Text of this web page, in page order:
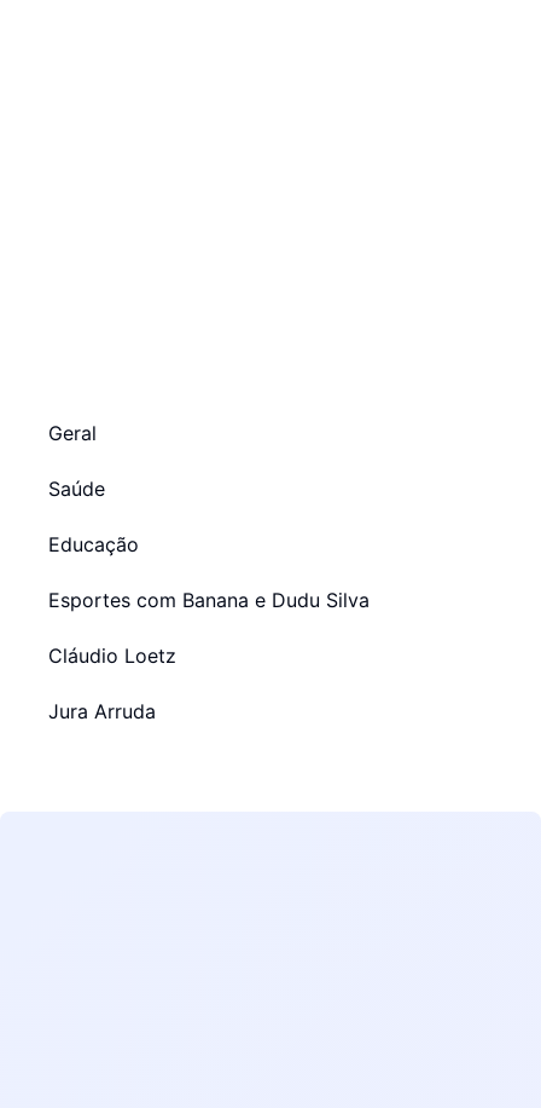
Geral
Saúde
Educação
Esportes com Banana e Dudu Silva
Cláudio Loetz
Jura Arruda